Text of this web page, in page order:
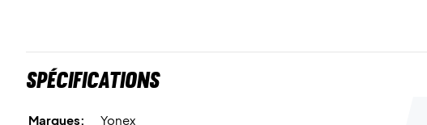
Spécifications
Marques:
Yonex